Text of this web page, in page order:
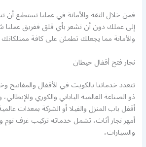
فمن خلال الثقة والأمانة في عملنا تستطيع
إلى عملك دون أن تشعر بأي قلق ففريق عملنا
والأمانة مما يجعلك تطمئن على كافة
نجار فتح أقفال خيطان
تتعدد خدماتنا بالكويت في الأقفال
ذو الصناعة العالمية الياباني والكوري
أقفل باب المنزل والفيلا أو الشركة بمعدات
أمهر نجار أثاث، تشمل خدماته تركيب غرف نوم
والسيارات،